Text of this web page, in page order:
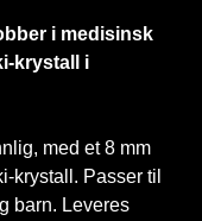
i medisinsk
krystall i
med et 8 mm
krystall. Passer til
barn. Leveres